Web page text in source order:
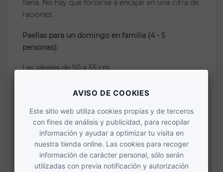
llena. No hay que forzarse a encajar en una cifra de
raciones.
Paellas para un domingo en familia (4 - 5
personas):
Las ideales de 50 a 55 cm
Paellas para 6–8 personas
Si normalmente sois entre 6 y 8, mi consejo es
muy simple:elige el tamaño pensando en 8 . Así
vas holgado cuando se llena la mesa, y cuando al
final sois 6 tienes dos ventajas: o te queda una
capa más fina(que suele ser lo que la gente busca